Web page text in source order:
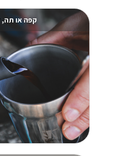
קפה או